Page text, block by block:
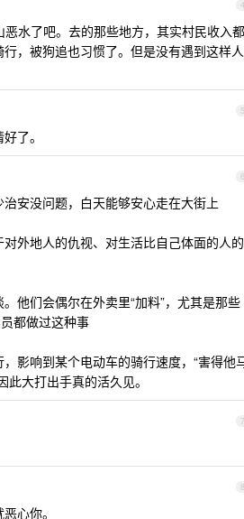
4
水了吧。去的那些地方，其实村民收入都
，被狗追也习惯了。但是没有遇到这样人
5
了。
6
安没问题，白天能够安心走在大街上
外地人的仇视、对生活比自己体面的人的
他们会偶尔在外卖里“加料”，尤其是那些
都做过这种事
影响到某个电动车的骑行速度，“害得他
大打出手真的活久见。
7
8
心你。